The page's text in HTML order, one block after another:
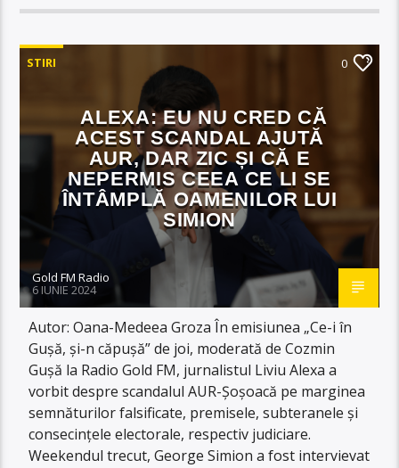
STIRI 0
ALEXA: EU NU CRED CĂ
ACEST SCANDAL AJUTĂ
AUR, DAR ZIC ȘI CĂ E
NEPERMIS CEEA CE LI SE
ÎNTÂMPLĂ OAMENILOR LUI
SIMION
Gold FM Radio
6 IUNIE 2024
Autor: Oana-Medeea Groza În emisiunea „Ce-i în
Gușă, și-n căpușă” de joi, moderată de Cozmin
Gușă la Radio Gold FM, jurnalistul Liviu Alexa a
vorbit despre scandalul AUR-Șoșoacă pe marginea
semnăturilor falsificate, premisele, subteranele și
consecințele electorale, respectiv judiciare.
Weekendul trecut, George Simion a fost intervievat